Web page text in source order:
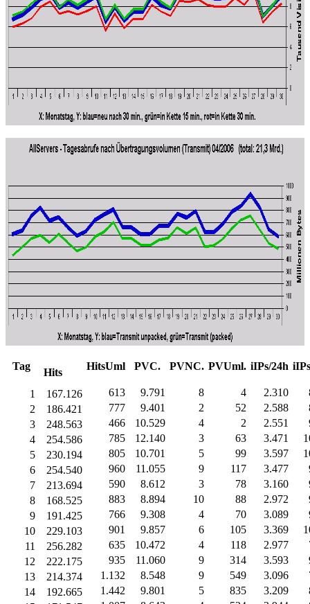
Tag
Hits
1
167.126
2
186.421
3
248.563
4
254.586
5
230.194
6
254.540
7
213.694
8
168.525
9
191.425
10
229.103
11
256.282
12
222.175
13
214.374
14
192.665
HitsUml
613
777
466
785
805
960
590
883
766
901
635
935
1.132
1.442
PVC.
9.791
9.401
10.529
12.140
10.701
11.055
8.612
8.894
9.308
9.857
10.472
11.060
8.548
9.801
PVNC.
8
2
4
3
5
9
3
10
4
6
4
9
9
5
PVUml.
4
52
2
63
99
117
78
88
70
105
118
314
549
835
iIPs/24h
2.310
2.588
2.551
3.471
3.597
3.477
3.160
2.972
3.089
3.369
2.977
3.593
3.096
3.209